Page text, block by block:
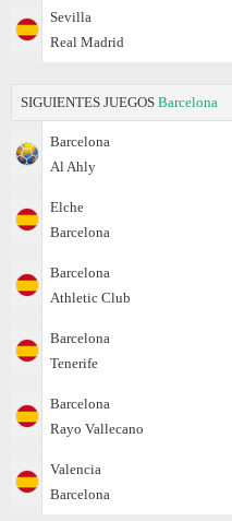
Sevilla
Real Madrid
SIGUIENTES JUEGOS Barcelona
Barcelona
Al Ahly
Elche
Barcelona
Barcelona
Athletic Club
Barcelona
Tenerife
Barcelona
Rayo Vallecano
Valencia
Barcelona